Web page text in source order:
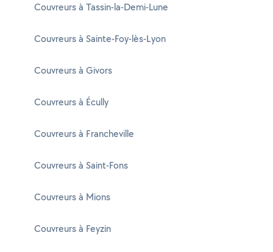
Couvreurs à Tassin-la-Demi-Lune
Couvreurs à Sainte-Foy-lès-Lyon
Couvreurs à Givors
Couvreurs à Écully
Couvreurs à Francheville
Couvreurs à Saint-Fons
Couvreurs à Mions
Couvreurs à Feyzin